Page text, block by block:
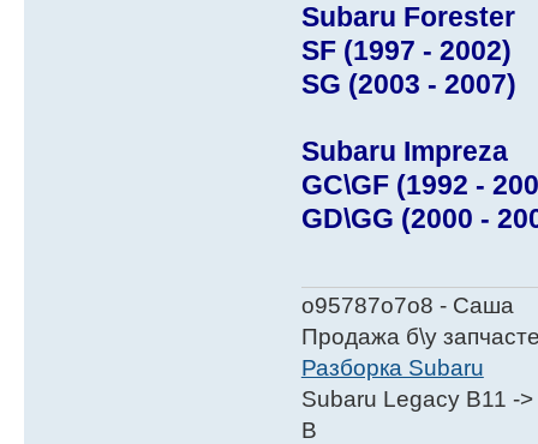
Subaru Forester
SF (1997 - 2002)
SG (2003 - 2007)
Subaru Impreza
GC\GF (1992 -
GD\GG (2000 -
о95787о7о8 - Саша
Продажа б\у
Разборка Subaru
Subaru Legacy B11 -
B